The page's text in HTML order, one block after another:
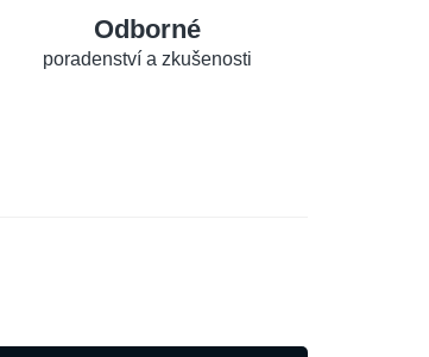
Odborné
poradenství a zkušenosti